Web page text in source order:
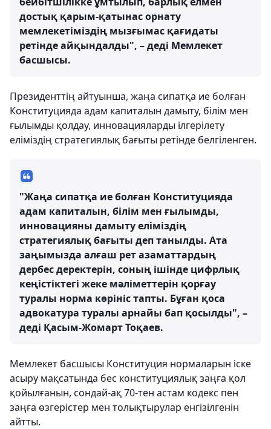
достық қарым-қатынас орнату
мемлекетіміздің мызғымас қағидаты
ретінде айқындалды", – деді Мемлекет
басшысы.
Президенттің айтуынша, жаңа сипатқа ие болған
Конституцияда адам капиталын дамыту, білім мен
ғылымды қолдау, инновацияларды ілгерілету
еліміздің стратегиялық бағыты ретінде белгіленген.
"Жаңа сипатқа ие болған Конституцияда
адам капиталын, білім мен ғылымды,
инновацияны дамыту еліміздің
стратегиялық бағыты деп танылды. Ата
заңымызда алғаш рет азаматтардың
дербес деректерін, соның ішінде цифрлық
кеңістіктегі жеке мәліметтерін қорғау
туралы норма көрініс тапты. Бұған қоса
адвокатура туралы арнайы бап қосылды", –
деді Қасым-Жомарт Тоқаев.
Мемлекет басшысы Конституция нормаларын іске
асыру мақсатында бес конституциялық заңға қол
қойылғанын, сондай-ақ 70-тен астам кодекс пен
заңға өзгерістер мен толықтырулар енгізілгенін
айтты.